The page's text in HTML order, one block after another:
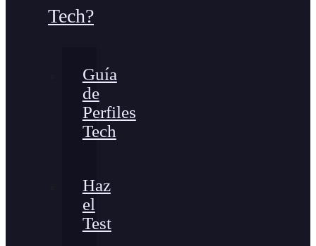
Tech?
Guía
de
Perfiles
Tech
Haz
el
Test